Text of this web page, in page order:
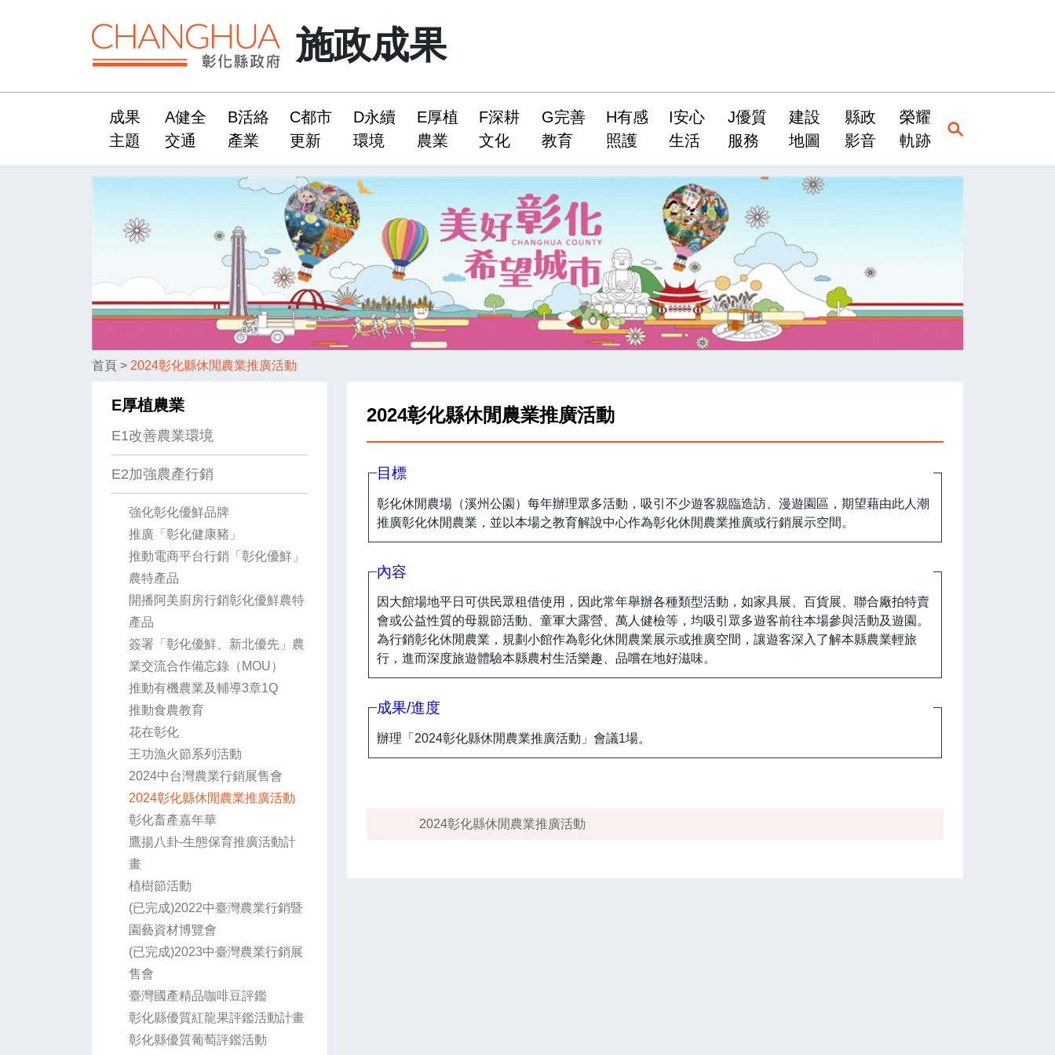
施政成果
成果
主題
A健全
交通
B活絡
產業
C都市
更新
D永續
環境
E厚植
農業
F深耕
文化
G完善
教育
H有感
照護
I安心
生活
J優質
服務
建設
地圖
縣政
影音
榮耀
軌跡
首頁 > 2024彰化縣休閒農業推廣活動
E厚植農業
E1改善農業環境
E2加強農產行銷
強化彰化優鮮品牌
推廣「彰化健康豬」
推動電商平台行銷「彰化優鮮」
農特產品
開播阿美廚房行銷彰化優鮮農特
產品
簽署「彰化優鮮、新北優先」農
業交流合作備忘錄（MOU）
推動有機農業及輔導3章1Q
推動食農教育
花在彰化
王功漁火節系列活動
2024中台灣農業行銷展售會
2024彰化縣休閒農業推廣活動
彰化畜產嘉年華
鷹揚八卦-生態保育推廣活動計
畫
植樹節活動
(已完成)2022中臺灣農業行銷暨
園藝資材博覽會
(已完成)2023中臺灣農業行銷展
售會
臺灣國產精品咖啡豆評鑑
彰化縣優質紅龍果評鑑活動計畫
彰化縣優質葡萄評鑑活動
2024彰化縣休閒農業推廣活動
目標
彰化休閒農場（溪州公園）每年辦理眾多活動，吸引不少遊客親臨造訪、漫遊園區，期望藉由此人潮
推廣彰化休閒農業，並以本場之教育解說中心作為彰化休閒農業推廣或行銷展示空間。
內容
因大館場地平日可供民眾租借使用，因此常年舉辦各種類型活動，如家具展、百貨展、聯合廠拍特賣
會或公益性質的母親節活動、童軍大露營、萬人健檢等，均吸引眾多遊客前往本場參與活動及遊園。
為行銷彰化休閒農業，規劃小館作為彰化休閒農業展示或推廣空間，讓遊客深入了解本縣農業輕旅
行，進而深度旅遊體驗本縣農村生活樂趣、品嚐在地好滋味。
成果/進度
辦理「2024彰化縣休閒農業推廣活動」會議1場。
2024彰化縣休閒農業推廣活動